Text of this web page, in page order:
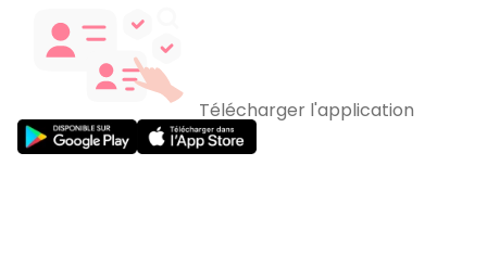
Télécharger l'application